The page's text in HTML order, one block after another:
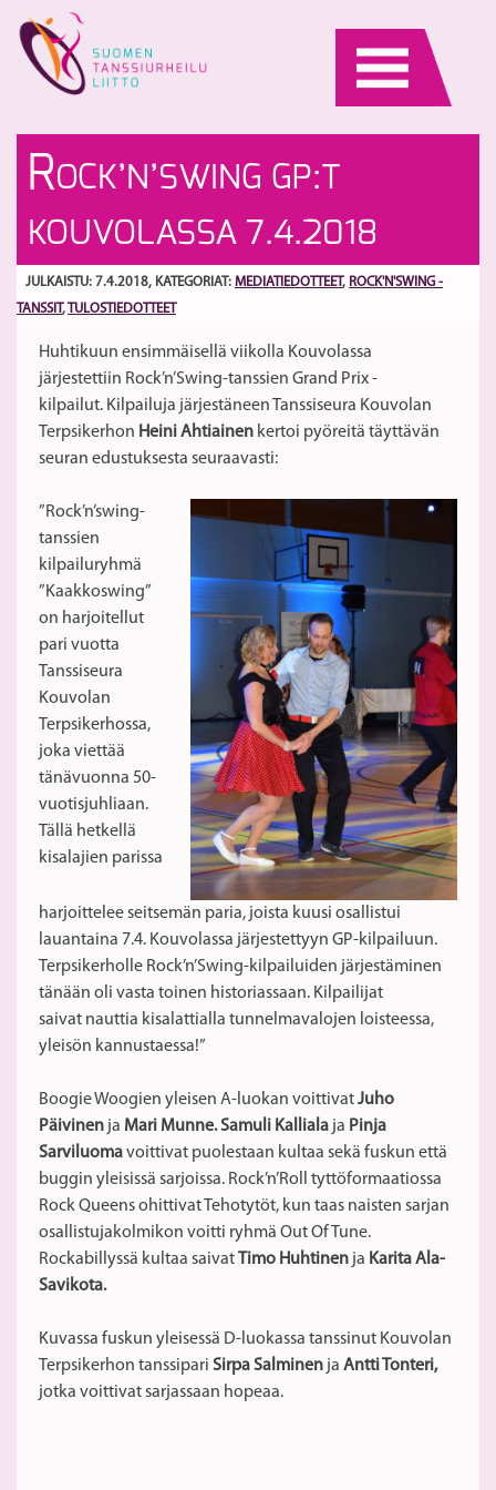
content
ROCK’N’SWING GP:T
KOUVOLASSA 7.4.2018
JULKAISTU: 7.4.2018, KATEGORIAT: MEDIATIEDOTTEET , ROCK'N'SWING -
TANSSIT , TULOSTIEDOTTEET
Huhtikuun ensimmäisellä viikolla Kouvolassa
järjestettiin Rock’n’Swing-tanssien Grand Prix -
kilpailut. Kilpailuja järjestäneen Tanssiseura Kouvolan
Terpsikerhon Heini Ahtiainen kertoi pyöreitä täyttävän
seuran edustuksesta seuraavasti:
”Rock’n’swing-
tanssien
kilpailuryhmä
”Kaakkoswing”
on harjoitellut
pari vuotta
Tanssiseura
Kouvolan
Terpsikerhossa,
joka viettää
tänävuonna 50-
vuotisjuhliaan.
Tällä hetkellä
kisalajien parissa
harjoittelee seitsemän paria, joista kuusi osallistui
lauantaina 7.4. Kouvolassa järjestettyyn GP-kilpailuun.
Terpsikerholle Rock’n’Swing-kilpailuiden järjestäminen
tänään oli vasta toinen historiassaan. Kilpailijat
saivat nauttia kisalattialla tunnelmavalojen loisteessa,
yleisön kannustaessa!”
Boogie Woogien yleisen A-luokan voittivatJuho
Päivinen ja Mari Munne.Samuli Kalliala ja Pinja
Sarviluomavoittivat puolestaan kultaa sekä fuskun että
buggin yleisissä sarjoissa. Rock’n’Roll tyttöformaatiossa
Rock Queens ohittivat Tehotytöt, kun taas naisten sarjan
osallistujakolmikon voitti ryhmä Out Of Tune.
Rockabillyssä kultaa saivatTimo Huhtinen ja Karita Ala-
Savikota.
Kuvassa fuskun yleisessä D-luokassa tanssinut Kouvolan
Terpsikerhon tanssipari Sirpa Salminen ja Antti Tonteri,
jotka voittivat sarjassaan hopeaa.